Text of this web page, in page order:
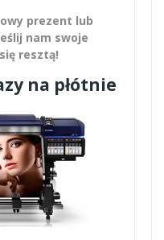
prezent lub
nam swoje
resztą!
na płótnie